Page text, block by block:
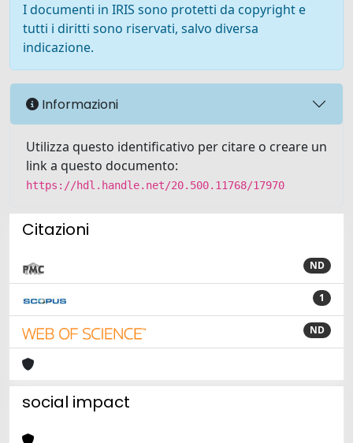
I documenti in IRIS sono protetti da copyright e
tutti i diritti sono riservati, salvo diversa
indicazione.
Informazioni
Utilizza questo identificativo per citare o creare un
link a questo documento:
https://hdl.handle.net/20.500.11768/17970
Citazioni
ND
1
ND
social impact